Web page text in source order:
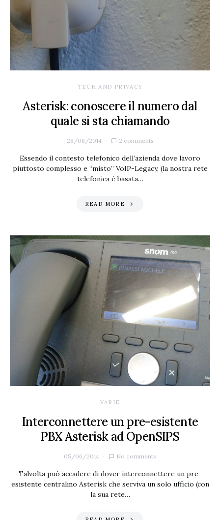
TECH AND PRIVACY
Asterisk: conoscere il numero dal
quale si sta chiamando
28/08/2014 2 comments
Essendo il contesto telefonico dell’azienda dove lavoro
piuttosto complesso e “misto” VoIP-Legacy, (la nostra rete
telefonica è basata…
READ MORE
VARIE
Interconnettere un pre-esistente
PBX Asterisk ad OpenSIPS
05/06/2014 No comments
Talvolta può accadere di dover interconnettere un pre-
esistente centralino Asterisk che serviva un solo ufficio (con
la sua rete…